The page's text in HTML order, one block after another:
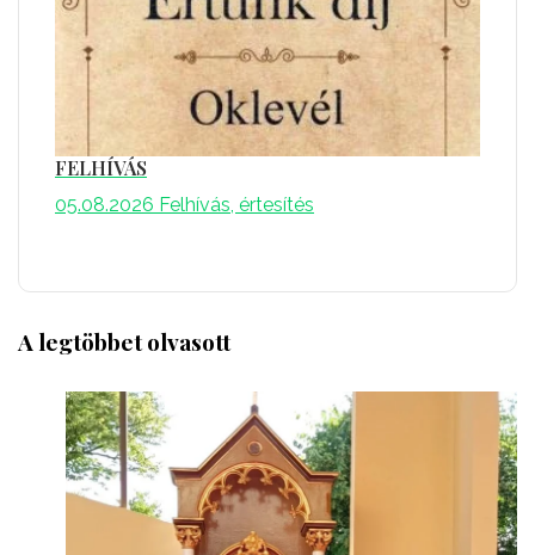
FELHÍVÁS
05.08.2026 Felhívás, értesítés
A legtöbbet olvasott